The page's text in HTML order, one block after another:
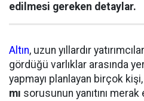
edilmesi gereken detaylar.
Altın, uzun yıllardır
gördüğü varlıklar arasında
yapmayı planlayan birçok kişi,
mı sorusunun yanıtını merak